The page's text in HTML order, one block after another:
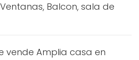
Balcon, sala de
vende Amplia casa en